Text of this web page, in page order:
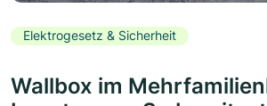
Elektrogesetz & Sicherheit
Wallbox im